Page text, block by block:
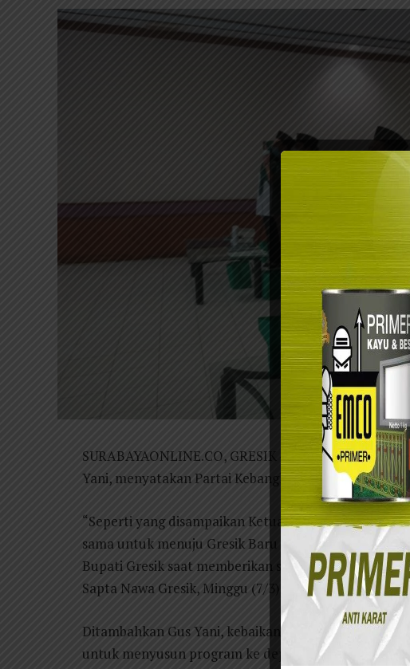
SURABAYAONLINE.CO, GRESIK – Bupati Gresik
Yani, menyatakan Partai Kebangkitan Bangsa (PKB)
“Seperti yang disampaikan Ketua umum, PKB harus
sama untuk menuju Gresik Baru yang bermanfaat,
Bupati Gresik saat memberikan sambutan dalam
Sapta Nawa Gresik, Minggu (7/3).
Ditambahkan Gus Yani, kebaikan mantan penguasa
untuk menyusun program ke depan.